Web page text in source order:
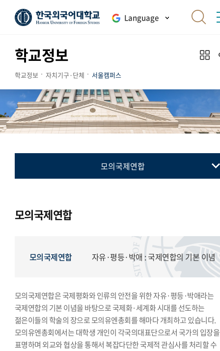
Language
학교정보
학교정보 자치기구·단체 서울캠퍼스
모의국제연합
국제학생회
생활도서관
학생복지위원회
한국외대풍물패연합회
한국외대통역협회
한국외대119학군단
모의국제연합
모의국제연합 자유·평등·박애 : 국제연합의 기본 이념
모의국제연합은 국제평화와 인류의 안전을 위한 자유·평등·박애라는
국제연합의 기본 이념을 바탕으로 국제화·세계화 시대를 선도하는
젊은이들의 학술의 장으로 모의유엔총회를 해마다 개최하고 있습니다.
모의유엔총회에서는 대학생 개인이 각국의대표단으로서 국가의 입장을
표명하며 외교와 협상을 통해서 복잡다단한 국제적 관심사를 처리할 수